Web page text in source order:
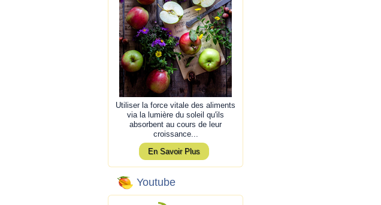
Utiliser la force vitale des aliments
via la lumière du soleil qu'ils
absorbent au cours de leur
croissance...
En Savoir Plus
Youtube